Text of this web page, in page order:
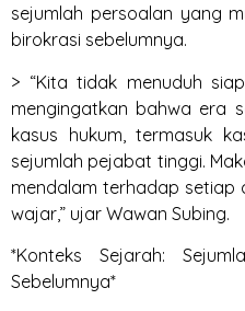
sejumlah persoalan yang
birokrasi sebelumnya.
> “Kita tidak menuduh
mengingatkan bahwa era
kasus hukum, termasuk
sejumlah pejabat tinggi.
mendalam terhadap setiap
wajar,” ujar Wawan Subing.
*Konteks Sejarah:
Sebelumnya*